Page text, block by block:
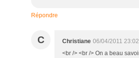
Répondre
C Christiane 06/04/2011 23:02
<br /> <br /> On a beau